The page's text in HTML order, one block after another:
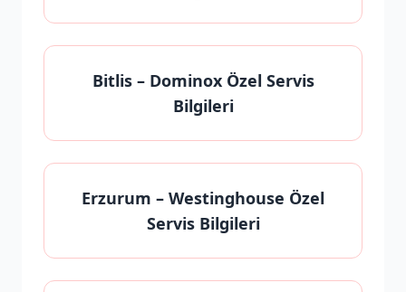
Bitlis– Dominox Özel Servis
Bilgileri
Erzurum – Westinghouse Özel
Servis Bilgileri